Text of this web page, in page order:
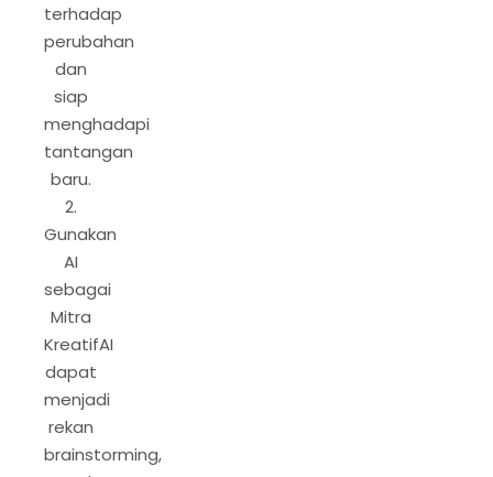
terhadap
perubahan
dan
siap
menghadapi
tantangan
baru.
2.
Gunakan
AI
sebagai
Mitra
KreatifAI
dapat
menjadi
rekan
brainstorming,